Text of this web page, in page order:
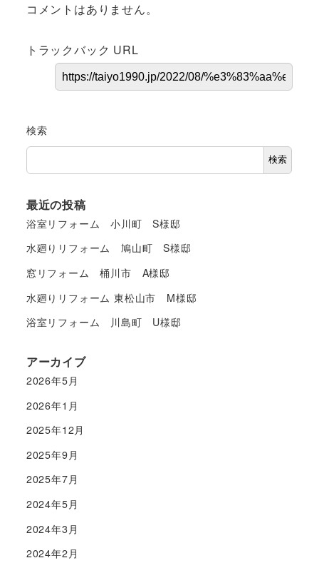
コメントはありません。
トラックバック URL
検索
検索
最近の投稿
浴室リフォーム 小川町 S様邸
水廻りリフォーム 鳩山町 S様邸
窓リフォーム 桶川市 A様邸
水廻りリフォーム 東松山市 M様邸
浴室リフォーム 川島町 U様邸
アーカイブ
2026年5月
2026年1月
2025年12月
2025年9月
2025年7月
2024年5月
2024年3月
2024年2月